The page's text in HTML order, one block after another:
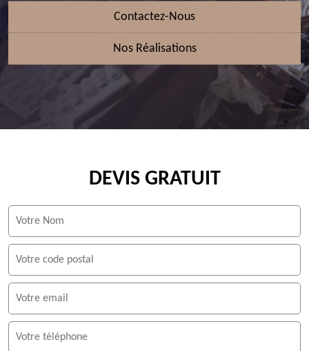
Contactez-Nous
Nos Réalisations
DEVIS GRATUIT